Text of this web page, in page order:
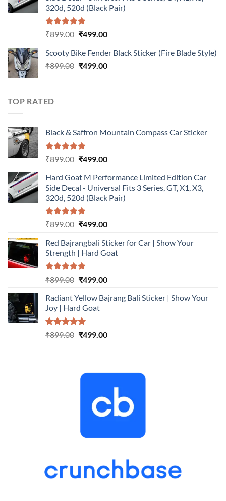
320d, 520d (Black Pair)
Rated5.00
₹899.00 Original
was:
₹899.00.
₹499.00Current
is:
₹499.00.
Scooty Bike Fender Black Sticker (Fire Blade Style)
₹899.00 Original
₹499.00Current
TOP RATED
Black & Saffron Mountain Compass Car Sticker
Rated5.00
₹899.00 Original
was:
₹899.00.
₹499.00Current
is:
₹499.00.
Hard Goat M Performance Limited Edition Car
Side Decal - Universal Fits 3 Series, GT, X1, X3,
320d, 520d (Black Pair)
Rated5.00
₹899.00 Original
was:
₹899.00.
₹499.00Current
is:
₹499.00.
Red Bajrangbali Sticker for Car | Show Your
Strength | Hard Goat
Rated5.00
₹899.00 Original
was:
₹899.00.
₹499.00Current
is:
Radiant Yellow Bajrang Bali Sticker | Show Your
Joy | Hard Goat
Rated5.00
₹899.00 Original
₹499.00Current